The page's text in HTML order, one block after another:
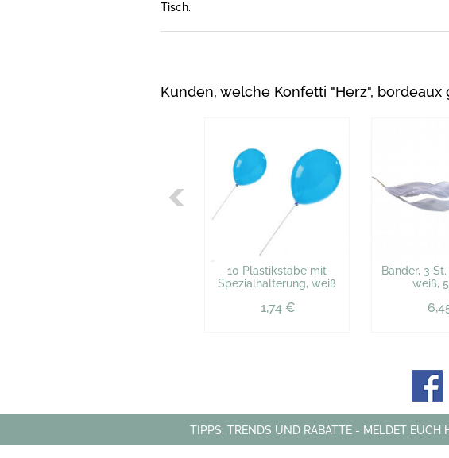
Tisch.
Kunden, welche Konfetti "Herz",
10 Plastikstäbe mit
Spezialhalterung, weiß
1,74 €
Bänder, 3
weiß,
TIPPS, TRENDS UND RABATTE - MELDET EUCH